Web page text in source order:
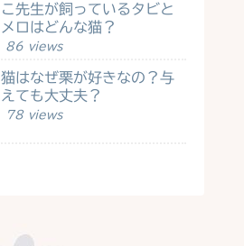
こ先生が飼っているタビと
メロはどんな猫？
86 views
猫はなぜ栗が好きなの？与
えても大丈夫？
78 views